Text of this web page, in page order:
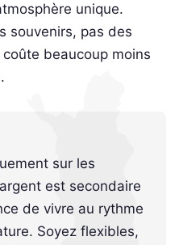
unique.
souvenirs, pas des
beaucoup moins
sur les
est secondaire
de vivre au rythme
Soyez flexibles,